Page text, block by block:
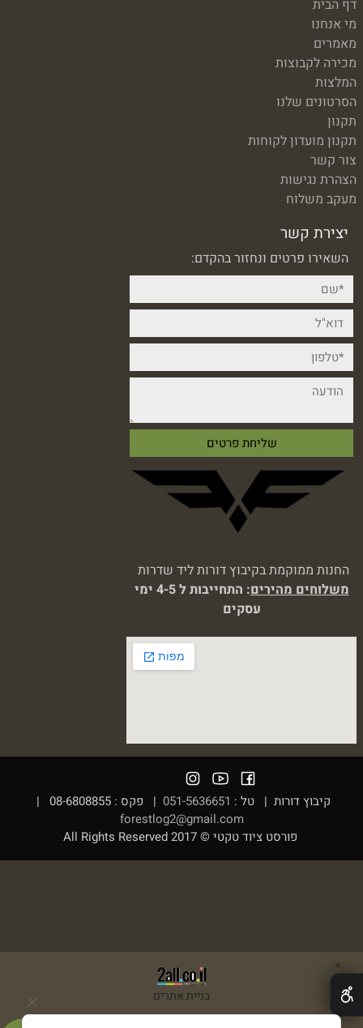
דף הבית
מי אנחנו
מאמרים
מכירה לקבוצות
המלצות
הסרטונים שלנו
תקנון
תקנון מועדון לקוחות
צור קשר
הצהרת נגישות
מעקב משלוח
יצירת קשר
השאירו פרטים ונחזור בהקדם:
החנות ממוקמת בקיבוץ דורות ליד שדרות
משלוחים מהירים
: התחייבות ל 4-5 ימי
עסקים
קיבוץ דורות | טל : 051-5636651 | פקס : 08-6808855 |
forestlog2@gmail.com
פורסט ציוד טקטי © 2017 All Rights Reserved
בניית אתרים
✕